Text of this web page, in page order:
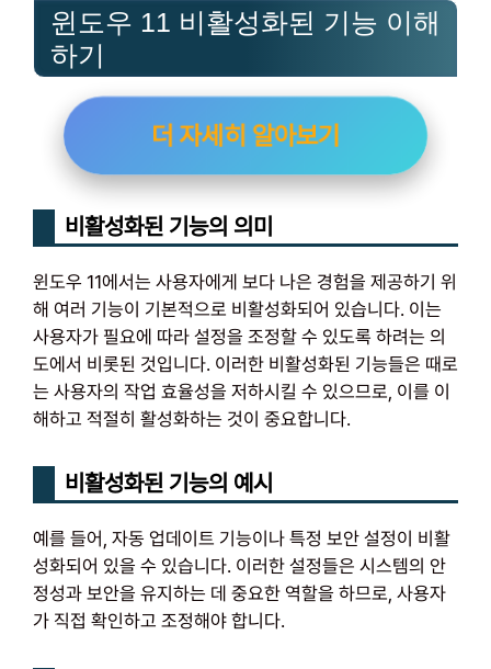
윈도우 11 비활성화된 기능 이해
하기
더 자세히 알아보기
비활성화된 기능의 의미
윈도우 11에서는 사용자에게 보다 나은 경험을 제공하기 위
해 여러 기능이 기본적으로 비활성화되어 있습니다. 이는
사용자가 필요에 따라 설정을 조정할 수 있도록 하려는 의
도에서 비롯된 것입니다. 이러한 비활성화된 기능들은 때로
는 사용자의 작업 효율성을 저하시킬 수 있으므로, 이를 이
해하고 적절히 활성화하는 것이 중요합니다.
비활성화된 기능의 예시
예를 들어, 자동 업데이트 기능이나 특정 보안 설정이 비활
성화되어 있을 수 있습니다. 이러한 설정들은 시스템의 안
정성과 보안을 유지하는 데 중요한 역할을 하므로, 사용자
가 직접 확인하고 조정해야 합니다.